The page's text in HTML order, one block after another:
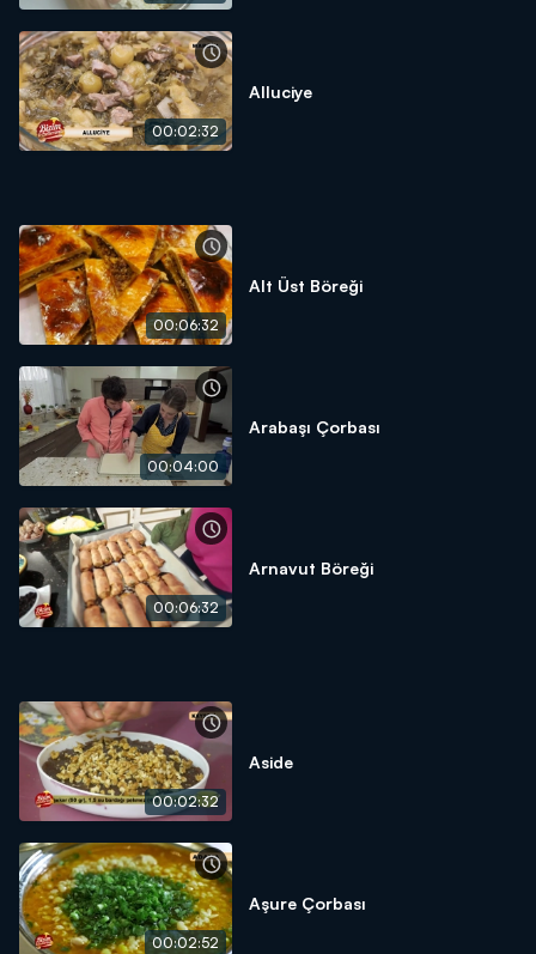
00:02:32
Alluciye
00:06:32
Alt Üst Böreği
00:04:00
Arabaşı Çorbası
00:06:32
Arnavut Böreği
00:02:32
Aside
00:02:52
Aşure Çorbası